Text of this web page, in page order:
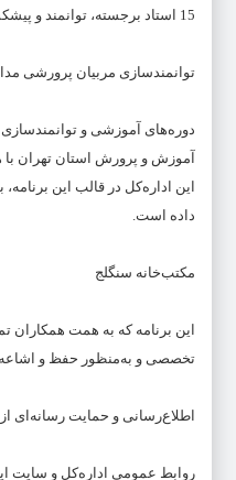
15 استاد برجسته، توانمند و پیشکسوت، آموزش تئاتر در استان‌ها را از سر گرفت. در این دوره‌ها تعداد 683 هنرمند و هنرجو شرکت داشتند.
توانمندسازی مربیان پرورشی
دوره‌های آموزشی و توانمندسازی
آموزش و پرورش استان تهران
داده است.
مکتب‌خانه سنگلج
تخصصی و به‌منظور حفظ و اشاعه
اطلاع‌رسانی و حمایت رسانه‌ای از